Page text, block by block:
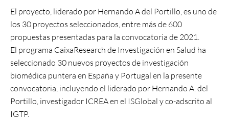
El proyecto, liderado por Hernando A del Portillo, es uno de
los 30 proyectos seleccionados, entre más de 600
propuestas presentadas para la convocatoria de 2021.
El programa CaixaResearch de Investigación en Salud ha
seleccionado 30 nuevos proyectos de investigación
biomédica puntera en España y Portugal en la presente
convocatoria, incluyendo el liderado por Hernando A. del
Portillo, investigador ICREA en el ISGlobal y co-adscrito al
IGTP.